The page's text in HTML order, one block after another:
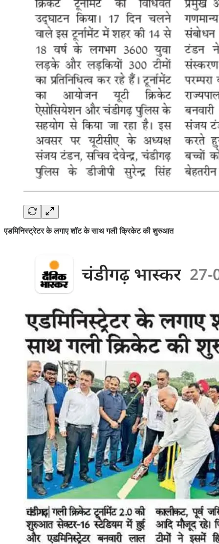
एडमिनिस्ट्रेटर के लगाए शॉट के साथ गली क्रिकेट की शुरुआत